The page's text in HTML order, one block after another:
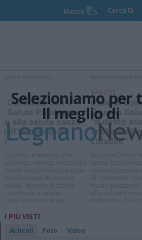
Meteo Cerca
Selezioniamo per
Il meglio di
I PIÙ VISTI
Articoli Foto Video